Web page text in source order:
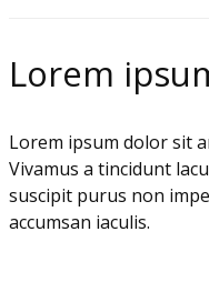
Lorem
Lorem ipsum dolor sit
Vivamus a tincidunt
suscipit purus non
accumsan iaculis.